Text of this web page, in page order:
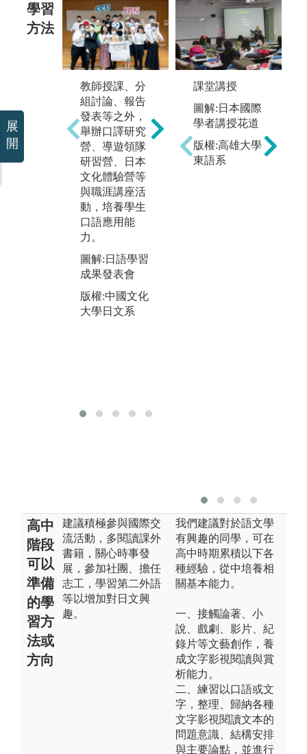
學習
方法
教師授課、分
組討論、報告
發表等之外，
舉辦口譯研究
營、導遊領隊
研習營、日本
文化體驗營等
與職涯講座活
動，培養學生
口語應用能
力。
圖解:日語學習
成果發表會
版權:中國文化
大學日文系
日本短期交換
留學：每年甄
選約50名學生
赴日姊妹校短
期留學一年，
修習學分回國
課堂講授
圖解:日本國際
學者講授花道
版權:高雄大學
東語系
高中
階段
可以
準備
的學
習方
法或
方向
建議積極參與國際交
流活動，多閱讀課外
書籍，關心時事發
展，參加社團、擔任
志工，學習第二外語
等以增加對日文興
趣。
我們建議對於語文學
有興趣的同學，可在
高中時期累積以下各
種經驗，從中培養相
關基本能力。
一、接觸論著、小
說、戲劇、影片、紀
錄片等文藝創作，養
成文字影視閱讀與賞
析能力。
二、練習以口語或文
字，整理、歸納各種
文字影視閱讀文本的
問題意識、結構安排
與主要論點，並進行
展
開